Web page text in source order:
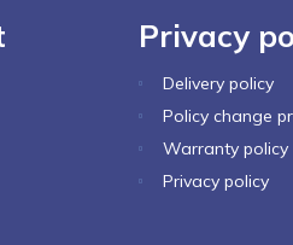
Privacy
Delivery policy
Policy change
Warranty policy
Privacy policy